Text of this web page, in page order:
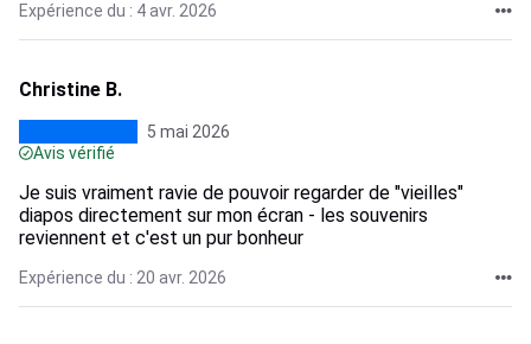
Expérience du : 4 avr. 2026
Christine B.
5 mai 2026
Avis vérifié
Je suis vraiment ravie de pouvoir regarder de "vieilles"
diapos directement sur mon écran - les souvenirs
reviennent et c'est un pur bonheur
Expérience du : 20 avr. 2026